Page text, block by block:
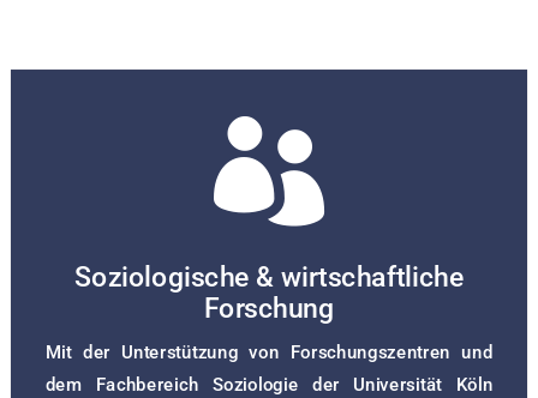

Soziologische & wirtschaftliche
Forschung
Mit der Unterstützung von Forschungszentren und
dem Fachbereich Soziologie der Universität Köln